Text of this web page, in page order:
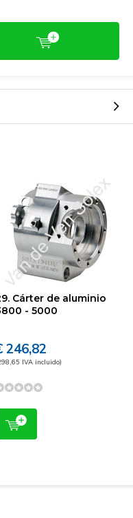
Cárter de aluminio
- 5000
246,82
IVA incluido)